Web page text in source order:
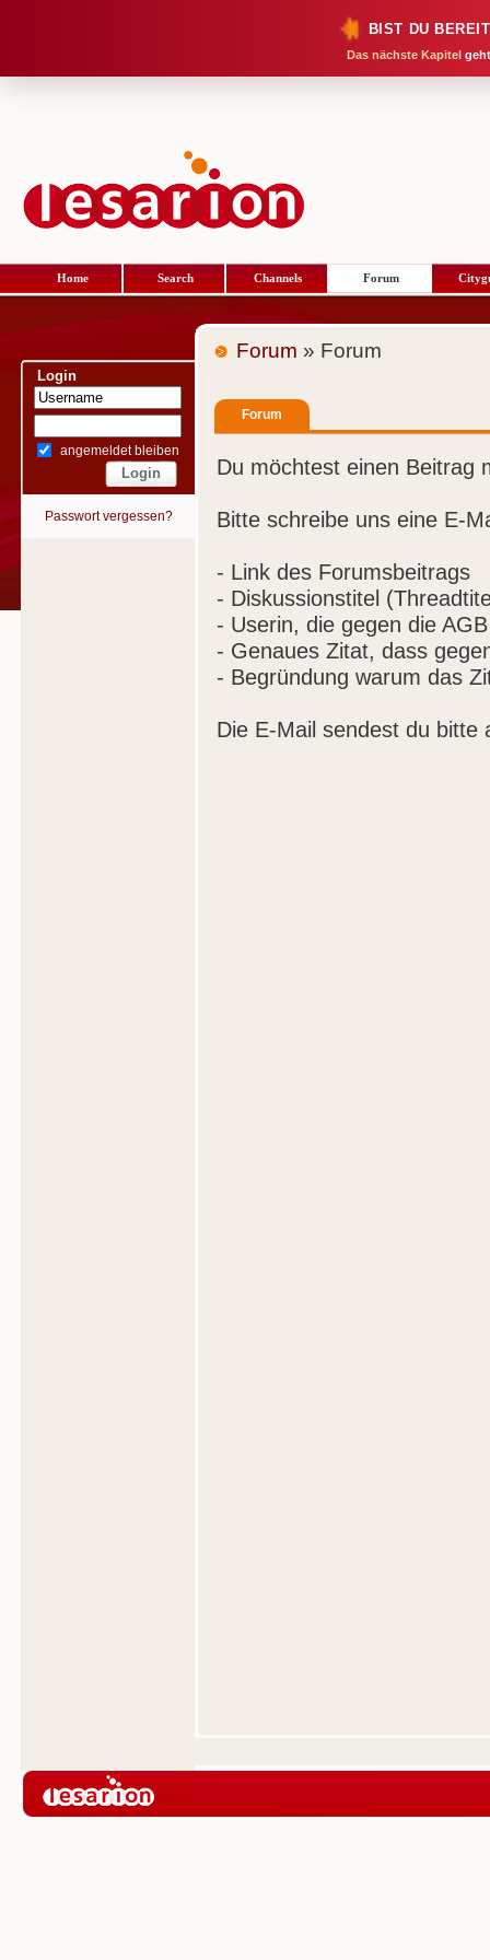
BIST DU
Das nächste Kapitel
Home Search Channels Forum
Login
angemeldet bleiben
Passwort vergessen?
Forum » Forum
Forum
Du möchtest einen Beitrag
Bitte schreibe uns eine E-
- Link des Forumsbeitrags
- Diskussionstitel
- Userin, die gegen die
- Genaues Zitat, dass
- Begründung warum das
Die E-Mail sendest du bitte